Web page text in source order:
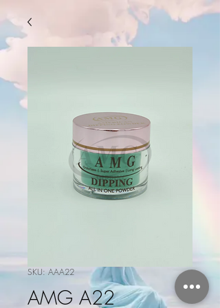
SKU: AAA22
AMG A22